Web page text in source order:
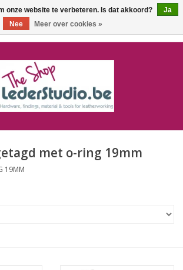
met o-ring 19mm
19MM
onze website te verbeteren. Is dat akkoord?
Ja
Nee
Meer over cookies »